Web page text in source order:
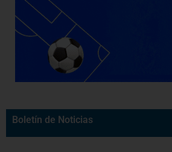
Boletín de Noticias